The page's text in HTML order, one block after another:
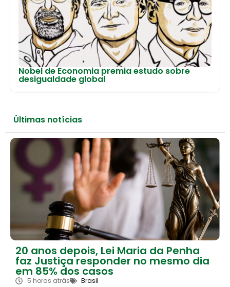
Nobel de Economia premia estudo sobre
desigualdade global
Últimas notícias
20 anos depois, Lei Maria da Penha
faz Justiça responder no mesmo dia
em 85% dos casos
5 horas atrás Brasil